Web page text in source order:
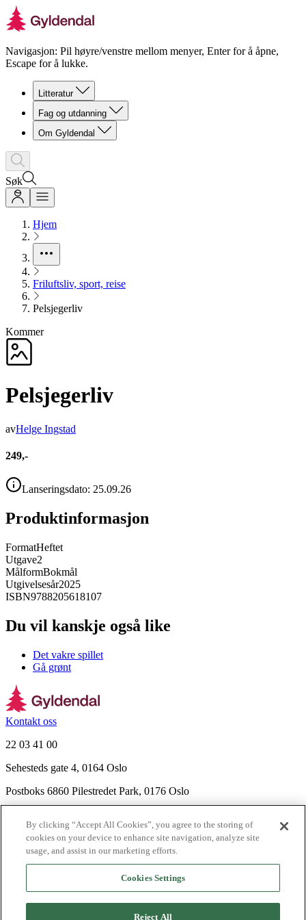
Navigasjon: Pil høyre/venstre mellom menyer, Enter for å åpne,
Escape for å lukke.
Litteratur
Fag og utdanning
Om Gyldendal
Søk
Hjem
Friluftsliv, sport, reise
Pelsjegerliv
Kommer
Pelsjegerliv
avHelge Ingstad
249,-
Lanseringsdato: 25.09.26
Produktinformasjon
FormatHeftet
Utgave2
MålformBokmål
Utgivelsesår2025
ISBN9788205618107
Du vil kanskje også like
Det vakre spillet
Gå grønt
Kontakt oss
22 03 41 00
Sehesteds gate 4, 0164 Oslo
Postboks 6860 Pilestredet Park, 0176 Oslo
Nyhetsbrev
Ledige stillinger
Send inn manus
By clicking “Accept All Cookies”, you agree to the storing of
cookies on your device to enhance site navigation, analyze site
usage, and assist in our marketing efforts.
Cookies Settings
Reject All